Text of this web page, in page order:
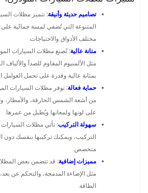
تصاميم حديثة وأنيقة: تتميز مظلات
المتنوعة التي تُضفي لمسة جمالية
مختلف الأذواق والاحتياجات.
متانة عالية:تُصنع مظلات السيارات
مثل الألمنيوم المقاوم للصدأ والألياف
بمتانة عالية وقدرة على تحمل العوامل
حماية فعالة: توفر مظلات السيارات
من أشعة الشمس الحارقة، والأمطار،
على لونها ولمعانها ويُطيل من عمرها.
سهولة التركيب: تأتي مظلات
التركيب، ويمكنك تركيبها بنفسك دون
متخصص.
مميزات إضافية: قد تتضمن بعض
مثل الإضاءة المدمجة، والتحكم عن
الطاقة.